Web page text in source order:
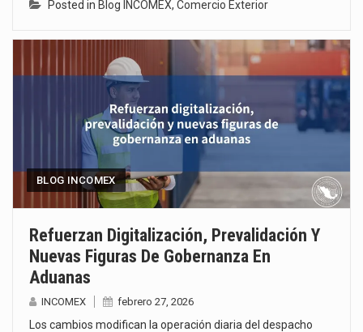
Posted in Blog INCOMEX, Comercio Exterior
BLOG INCOMEX
Refuerzan Digitalización, Prevalidación Y
Nuevas Figuras De Gobernanza En
Aduanas
INCOMEX febrero 27, 2026
Los cambios modifican la operación diaria del despacho